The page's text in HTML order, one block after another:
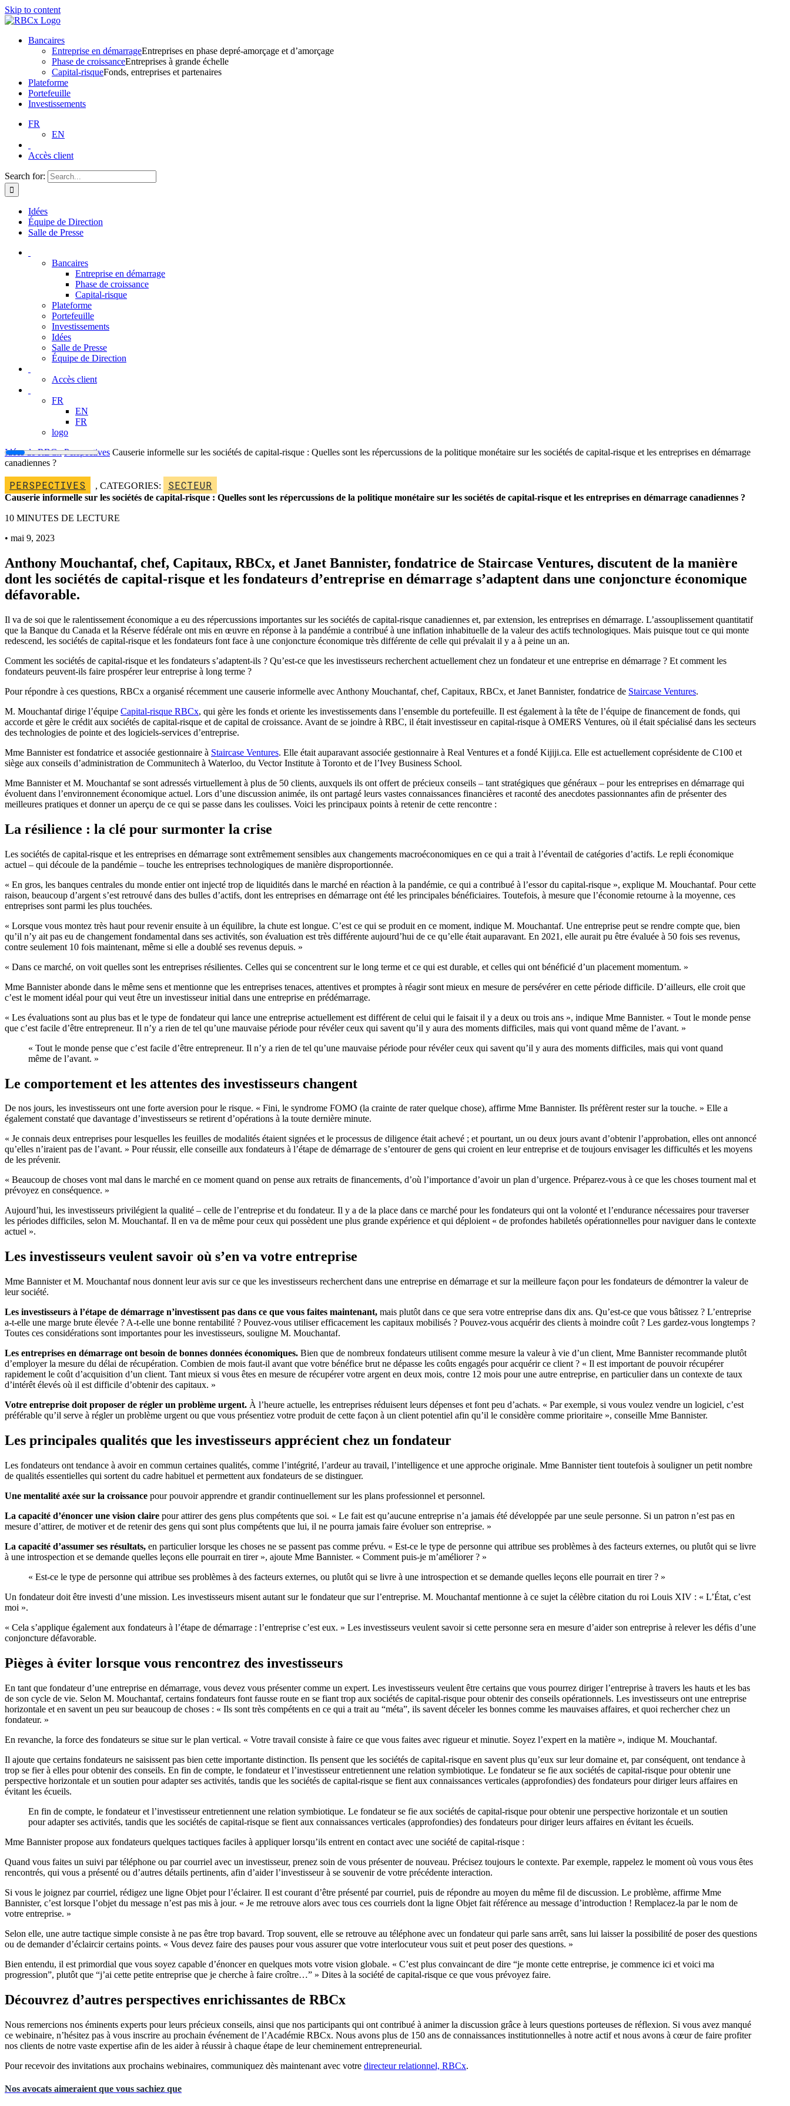
Skip to content
Bancaires
Entreprise en démarrageEntreprises en phase depré-amorçage et d’amorçage
Phase de croissanceEntreprises à grande échelle
Capital-risqueFonds, entreprises et partenaires
Plateforme
Portefeuille
Investissements
FR
EN
Accès client
Search for:
Idées
Équipe de Direction
Salle de Presse
Bancaires
Entreprise en démarrage
Phase de croissance
Capital-risque
Plateforme
Portefeuille
Investissements
Idées
Salle de Presse
Équipe de Direction
Accès client
FR
EN
FR
logo
Idées de RBCx Perspectives Causerie informelle sur les sociétés de capital-risque : Quelles sont les répercussions de la politique monétaire sur les sociétés de capital-risque et les entreprises en démarrage
canadiennes ?
PERSPECTIVES , CATEGORIES: SECTEUR
Causerie informelle sur les sociétés de capital-risque : Quelles sont les répercussions de la politique monétaire sur les sociétés de capital-risque et les entreprises en démarrage canadiennes ?
10 MINUTES DE LECTURE
• mai 9, 2023
Anthony Mouchantaf, chef, Capitaux, RBCx, et Janet Bannister, fondatrice de Staircase Ventures, discutent de la manière
dont les sociétés de capital-risque et les fondateurs d’entreprise en démarrage s’adaptent dans une conjoncture économique
défavorable.
Il va de soi que le ralentissement économique a eu des répercussions importantes sur les sociétés de capital-risque canadiennes et, par extension, les entreprises en démarrage. L’assouplissement quantitatif
que la Banque du Canada et la Réserve fédérale ont mis en œuvre en réponse à la pandémie a contribué à une inflation inhabituelle de la valeur des actifs technologiques. Mais puisque tout ce qui monte
redescend, les sociétés de capital-risque et les fondateurs font face à une conjoncture économique très différente de celle qui prévalait il y a à peine un an.
Comment les sociétés de capital-risque et les fondateurs s’adaptent-ils ? Qu’est-ce que les investisseurs recherchent actuellement chez un fondateur et une entreprise en démarrage ? Et comment les
fondateurs peuvent-ils faire prospérer leur entreprise à long terme ?
Pour répondre à ces questions, RBCx a organisé récemment une causerie informelle avec Anthony Mouchantaf, chef, Capitaux, RBCx, et Janet Bannister, fondatrice de Staircase Ventures.
M. Mouchantaf dirige l’équipe Capital-risque RBCx, qui gère les fonds et oriente les investissements dans l’ensemble du portefeuille. Il est également à la tête de l’équipe de financement de fonds, qui
accorde et gère le crédit aux sociétés de capital-risque et de capital de croissance. Avant de se joindre à RBC, il était investisseur en capital-risque à OMERS Ventures, où il était spécialisé dans les secteurs
des technologies de pointe et des logiciels-services d’entreprise.
Mme Bannister est fondatrice et associée gestionnaire à Staircase Ventures. Elle était auparavant associée gestionnaire à Real Ventures et a fondé Kijiji.ca. Elle est actuellement coprésidente de C100 et
siège aux conseils d’administration de Communitech à Waterloo, du Vector Institute à Toronto et de l’Ivey Business School.
Mme Bannister et M. Mouchantaf se sont adressés virtuellement à plus de 50 clients, auxquels ils ont offert de précieux conseils – tant stratégiques que généraux – pour les entreprises en démarrage qui
évoluent dans l’environnement économique actuel. Lors d’une discussion animée, ils ont partagé leurs vastes connaissances financières et raconté des anecdotes passionnantes afin de présenter des
meilleures pratiques et donner un aperçu de ce qui se passe dans les coulisses. Voici les principaux points à retenir de cette rencontre :
La résilience : la clé pour surmonter la crise
Les sociétés de capital-risque et les entreprises en démarrage sont extrêmement sensibles aux changements macroéconomiques en ce qui a trait à l’éventail de catégories d’actifs. Le repli économique
actuel – qui découle de la pandémie – touche les entreprises technologiques de manière disproportionnée.
« En gros, les banques centrales du monde entier ont injecté trop de liquidités dans le marché en réaction à la pandémie, ce qui a contribué à l’essor du capital-risque », explique M. Mouchantaf. Pour cette
raison, beaucoup d’argent s’est retrouvé dans des bulles d’actifs, dont les entreprises en démarrage ont été les principales bénéficiaires. Toutefois, à mesure que l’économie retourne à la moyenne, ces
entreprises sont parmi les plus touchées.
« Lorsque vous montez très haut pour revenir ensuite à un équilibre, la chute est longue. C’est ce qui se produit en ce moment, indique M. Mouchantaf. Une entreprise peut se rendre compte que, bien
qu’il n’y ait pas eu de changement fondamental dans ses activités, son évaluation est très différente aujourd’hui de ce qu’elle était auparavant. En 2021, elle aurait pu être évaluée à 50 fois ses revenus,
contre seulement 10 fois maintenant, même si elle a doublé ses revenus depuis. »
« Dans ce marché, on voit quelles sont les entreprises résilientes. Celles qui se concentrent sur le long terme et ce qui est durable, et celles qui ont bénéficié d’un placement momentum. »
Mme Bannister abonde dans le même sens et mentionne que les entreprises tenaces, attentives et promptes à réagir sont mieux en mesure de persévérer en cette période difficile. D’ailleurs, elle croit que
c’est le moment idéal pour qui veut être un investisseur initial dans une entreprise en prédémarrage.
« Les évaluations sont au plus bas et le type de fondateur qui lance une entreprise actuellement est différent de celui qui le faisait il y a deux ou trois ans », indique Mme Bannister. « Tout le monde pense
que c’est facile d’être entrepreneur. Il n’y a rien de tel qu’une mauvaise période pour révéler ceux qui savent qu’il y aura des moments difficiles, mais qui vont quand même de l’avant. »
« Tout le monde pense que c’est facile d’être entrepreneur. Il n’y a rien de tel qu’une mauvaise période pour révéler ceux qui savent qu’il y aura des moments difficiles, mais qui vont quand
même de l’avant. »
Le comportement et les attentes des investisseurs changent
De nos jours, les investisseurs ont une forte aversion pour le risque. « Fini, le syndrome FOMO (la crainte de rater quelque chose), affirme Mme Bannister. Ils préfèrent rester sur la touche. » Elle a
également constaté que davantage d’investisseurs se retirent d’opérations à la toute dernière minute.
« Je connais deux entreprises pour lesquelles les feuilles de modalités étaient signées et le processus de diligence était achevé ; et pourtant, un ou deux jours avant d’obtenir l’approbation, elles ont annoncé
qu’elles n’iraient pas de l’avant. » Pour réussir, elle conseille aux fondateurs à l’étape de démarrage de s’entourer de gens qui croient en leur entreprise et de toujours envisager les difficultés et les moyens
de les prévenir.
« Beaucoup de choses vont mal dans le marché en ce moment quand on pense aux retraits de financements, d’où l’importance d’avoir un plan d’urgence. Préparez-vous à ce que les choses tournent mal et
prévoyez en conséquence. »
Aujourd’hui, les investisseurs privilégient la qualité – celle de l’entreprise et du fondateur. Il y a de la place dans ce marché pour les fondateurs qui ont la volonté et l’endurance nécessaires pour traverser
les périodes difficiles, selon M. Mouchantaf. Il en va de même pour ceux qui possèdent une plus grande expérience et qui déploient « de profondes habiletés opérationnelles pour naviguer dans le contexte
actuel ».
Les investisseurs veulent savoir où s’en va votre entreprise
Mme Bannister et M. Mouchantaf nous donnent leur avis sur ce que les investisseurs recherchent dans une entreprise en démarrage et sur la meilleure façon pour les fondateurs de démontrer la valeur de
leur société.
Les investisseurs à l’étape de démarrage n’investissent pas dans ce que vous faites maintenant, mais plutôt dans ce que sera votre entreprise dans dix ans. Qu’est-ce que vous bâtissez ? L’entreprise
a-t-elle une marge brute élevée ? A-t-elle une bonne rentabilité ? Pouvez-vous utiliser efficacement les capitaux mobilisés ? Pouvez-vous acquérir des clients à moindre coût ? Les gardez-vous longtemps ?
Toutes ces considérations sont importantes pour les investisseurs, souligne M. Mouchantaf.
Les entreprises en démarrage ont besoin de bonnes données économiques. Bien que de nombreux fondateurs utilisent comme mesure la valeur à vie d’un client, Mme Bannister recommande plutôt
d’employer la mesure du délai de récupération. Combien de mois faut-il avant que votre bénéfice brut ne dépasse les coûts engagés pour acquérir ce client ? « Il est important de pouvoir récupérer
rapidement le coût d’acquisition d’un client. Tant mieux si vous êtes en mesure de récupérer votre argent en deux mois, contre 12 mois pour une autre entreprise, en particulier dans un contexte de taux
d’intérêt élevés où il est difficile d’obtenir des capitaux. »
Votre entreprise doit proposer de régler un problème urgent. À l’heure actuelle, les entreprises réduisent leurs dépenses et font peu d’achats. « Par exemple, si vous voulez vendre un logiciel, c’est
préférable qu’il serve à régler un problème urgent ou que vous présentiez votre produit de cette façon à un client potentiel afin qu’il le considère comme prioritaire », conseille Mme Bannister.
Les principales qualités que les investisseurs apprécient chez un fondateur
Les fondateurs ont tendance à avoir en commun certaines qualités, comme l’intégrité, l’ardeur au travail, l’intelligence et une approche originale. Mme Bannister tient toutefois à souligner un petit nombre
de qualités essentielles qui sortent du cadre habituel et permettent aux fondateurs de se distinguer.
Une mentalité axée sur la croissance pour pouvoir apprendre et grandir continuellement sur les plans professionnel et personnel.
La capacité d’énoncer une vision claire pour attirer des gens plus compétents que soi. « Le fait est qu’aucune entreprise n’a jamais été développée par une seule personne. Si un patron n’est pas en
mesure d’attirer, de motiver et de retenir des gens qui sont plus compétents que lui, il ne pourra jamais faire évoluer son entreprise. »
La capacité d’assumer ses résultats, en particulier lorsque les choses ne se passent pas comme prévu. « Est-ce le type de personne qui attribue ses problèmes à des facteurs externes, ou plutôt qui se livre
à une introspection et se demande quelles leçons elle pourrait en tirer », ajoute Mme Bannister. « Comment puis-je m’améliorer ? »
« Est-ce le type de personne qui attribue ses problèmes à des facteurs externes, ou plutôt qui se livre à une introspection et se demande quelles leçons elle pourrait en tirer ? »
Un fondateur doit être investi d’une mission. Les investisseurs misent autant sur le fondateur que sur l’entreprise. M. Mouchantaf mentionne à ce sujet la célèbre citation du roi Louis XIV : « L’État, c’est
moi ».
« Cela s’applique également aux fondateurs à l’étape de démarrage : l’entreprise c’est eux. » Les investisseurs veulent savoir si cette personne sera en mesure d’aider son entreprise à relever les défis d’une
conjoncture défavorable.
Pièges à éviter lorsque vous rencontrez des investisseurs
En tant que fondateur d’une entreprise en démarrage, vous devez vous présenter comme un expert. Les investisseurs veulent être certains que vous pourrez diriger l’entreprise à travers les hauts et les bas
de son cycle de vie. Selon M. Mouchantaf, certains fondateurs font fausse route en se fiant trop aux sociétés de capital-risque pour obtenir des conseils opérationnels. Les investisseurs ont une entreprise
horizontale et en savent un peu sur beaucoup de choses : « Ils sont très compétents en ce qui a trait au “méta”, ils savent déceler les bonnes comme les mauvaises affaires, et quoi rechercher chez un
fondateur. »
En revanche, la force des fondateurs se situe sur le plan vertical. « Votre travail consiste à faire ce que vous faites avec rigueur et minutie. Soyez l’expert en la matière », indique M. Mouchantaf.
Il ajoute que certains fondateurs ne saisissent pas bien cette importante distinction. Ils pensent que les sociétés de capital-risque en savent plus qu’eux sur leur domaine et, par conséquent, ont tendance à
trop se fier à elles pour obtenir des conseils. En fin de compte, le fondateur et l’investisseur entretiennent une relation symbiotique. Le fondateur se fie aux sociétés de capital-risque pour obtenir une
perspective horizontale et un soutien pour adapter ses activités, tandis que les sociétés de capital-risque se fient aux connaissances verticales (approfondies) des fondateurs pour diriger leurs affaires en
évitant les écueils.
En fin de compte, le fondateur et l’investisseur entretiennent une relation symbiotique. Le fondateur se fie aux sociétés de capital-risque pour obtenir une perspective horizontale et un soutien
pour adapter ses activités, tandis que les sociétés de capital-risque se fient aux connaissances verticales (approfondies) des fondateurs pour diriger leurs affaires en évitant les écueils.
Mme Bannister propose aux fondateurs quelques tactiques faciles à appliquer lorsqu’ils entrent en contact avec une société de capital-risque :
Quand vous faites un suivi par téléphone ou par courriel avec un investisseur, prenez soin de vous présenter de nouveau. Précisez toujours le contexte. Par exemple, rappelez le moment où vous vous êtes
rencontrés, qui vous a présenté ou d’autres détails pertinents, afin d’aider l’investisseur à se souvenir de votre précédente interaction.
Si vous le joignez par courriel, rédigez une ligne Objet pour l’éclairer. Il est courant d’être présenté par courriel, puis de répondre au moyen du même fil de discussion. Le problème, affirme Mme
Bannister, c’est lorsque l’objet du message n’est pas mis à jour. « Je me retrouve alors avec tous ces courriels dont la ligne Objet fait référence au message d’introduction ! Remplacez-la par le nom de
votre entreprise. »
Selon elle, une autre tactique simple consiste à ne pas être trop bavard. Trop souvent, elle se retrouve au téléphone avec un fondateur qui parle sans arrêt, sans lui laisser la possibilité de poser des questions
ou de demander d’éclaircir certains points. « Vous devez faire des pauses pour vous assurer que votre interlocuteur vous suit et peut poser des questions. »
Bien entendu, il est primordial que vous soyez capable d’énoncer en quelques mots votre vision globale. « C’est plus convaincant de dire “je monte cette entreprise, je commence ici et voici ma
progression”, plutôt que “j’ai cette petite entreprise que je cherche à faire croître…” » Dites à la société de capital-risque ce que vous prévoyez faire.
Découvrez d’autres perspectives enrichissantes de RBCx
Nous remercions nos éminents experts pour leurs précieux conseils, ainsi que nos participants qui ont contribué à animer la discussion grâce à leurs questions porteuses de réflexion. Si vous avez manqué
ce webinaire, n’hésitez pas à vous inscrire au prochain événement de l’Académie RBCx. Nous avons plus de 150 ans de connaissances institutionnelles à notre actif et nous avons à cœur de faire profiter
nos clients de notre vaste expertise afin de les aider à réussir à chaque étape de leur cheminement entrepreneurial.
Pour recevoir des invitations aux prochains webinaires, communiquez dès maintenant avec votre directeur relationnel, RBCx.
Nos avocats aimeraient que vous sachiez que